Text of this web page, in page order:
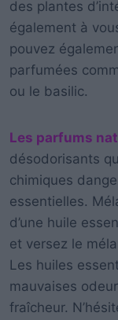
des plantes
également à
pouvez
parfumées
ou le basilic.
Les parfums
désodorisants
chimiques
essentielles.
d’une huile
et versez le
Les huiles
mauvaises
fraîcheur.